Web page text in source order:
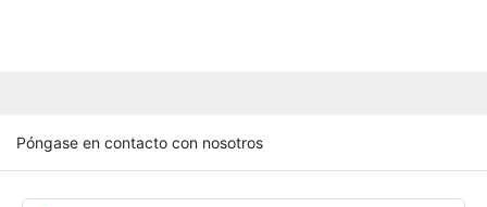
Póngase en contacto con nosotros